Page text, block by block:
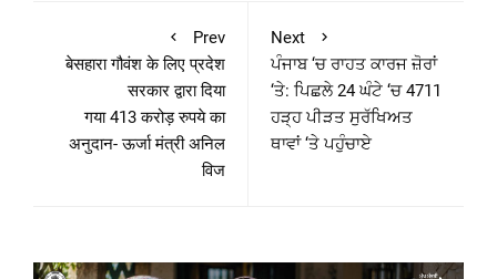
Prev
बेसहारा गौवंश के लिए प्रदेश
सरकार द्वारा दिया
गया 413 करोड़ रुपये का
अनुदान- ऊर्जा मंत्री अनिल
विज
Next
ਪੰਜਾਬ ‘ਚ ਰਾਹਤ ਕਾਰਜ ਜ਼ੋਰਾਂ
‘ਤੇ: ਪਿਛਲੇ 24 ਘੰਟੇ ‘ਚ 4711
ਹੜ੍ਹ ਪੀੜਤ ਸੁਰੱਖਿਅਤ
ਥਾਵਾਂ ‘ਤੇ ਪਹੁੰਚਾਏ